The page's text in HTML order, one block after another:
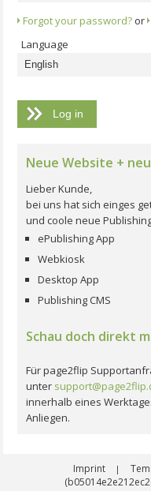
Forgot your password? or
Language
Neue Website +
Lieber Kunde,
bei uns hat sich einges
und coole neue
ePublishing App
Webkiosk
Desktop App
Publishing CMS
Schau doch direkt
Für page2flip
unter
innerhalb eines
Anliegen.
Imprint |